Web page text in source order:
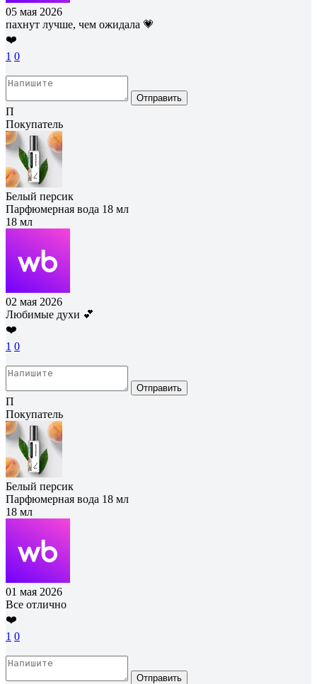
05 мая 2026
пахнут лучше, чем ожидала 💗
❤️
1 0
Отправить
П
Покупатель
Белый персик
Парфюмерная вода 18 мл
18 мл
02 мая 2026
Любимые духи 💕
❤️
1 0
Отправить
П
Покупатель
Белый персик
Парфюмерная вода 18 мл
18 мл
01 мая 2026
Все отлично
❤️
1 0
Отправить